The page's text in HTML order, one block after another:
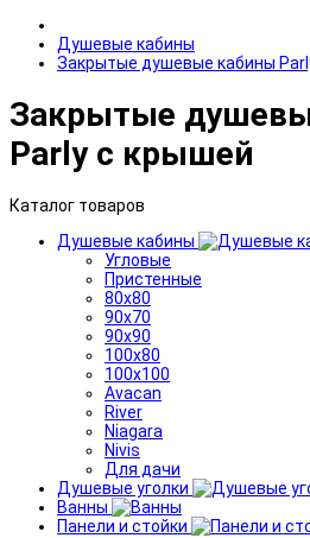
Душевые кабины
Закрытые душевые кабины
Закрытые
Parly с крышей
Каталог товаров
Душевые кабины
Угловые
Пристенные
80x80
90x70
90x90
100x80
100x100
Avacan
River
Niagara
Nivis
Для дачи
Душевые уголки
Ванны
Панели и стойки